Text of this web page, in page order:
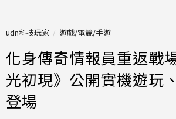
udn科技玩家 遊戲/電競/手遊
化身傳奇情報員重返戰
光初現》公開實機遊玩
登場